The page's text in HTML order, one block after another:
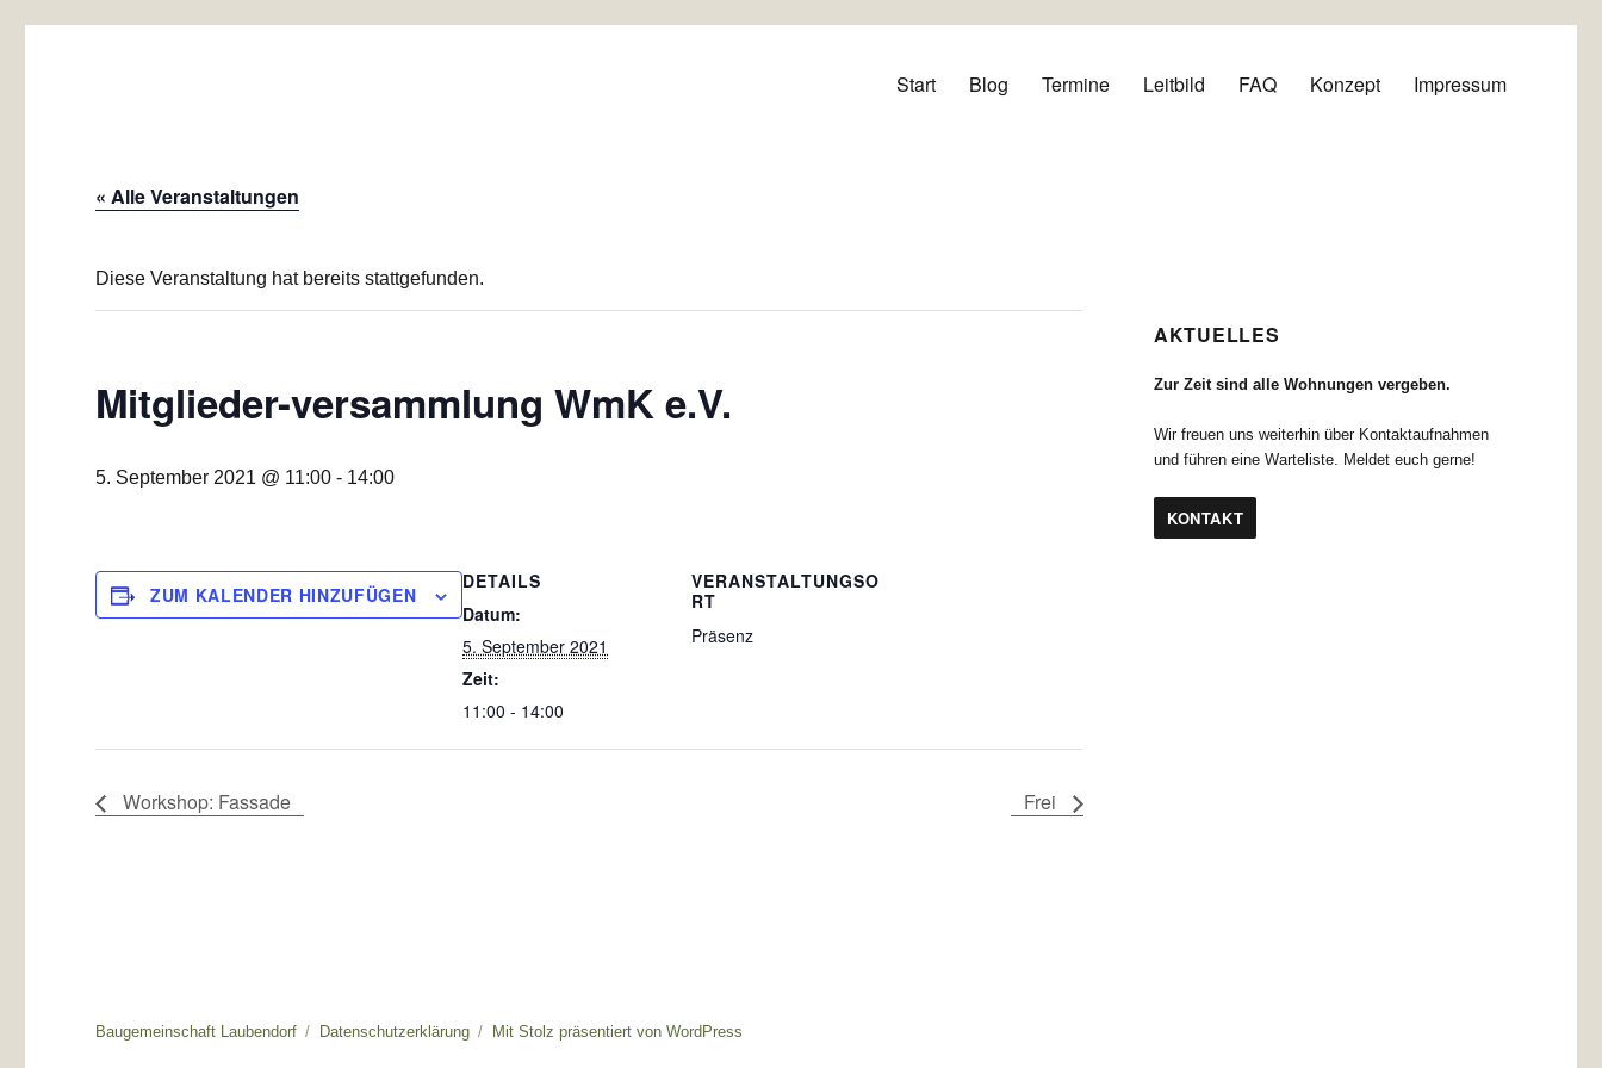
Start Blog Termine Leitbild FAQ Konzept Impressum
« Alle Veranstaltungen
Diese Veranstaltung hat bereits stattgefunden.
Mitglieder-versammlung WmK e.V.
5. September 2021 @ 11:00 - 14:00
ZUM KALENDER HINZUFÜGEN
DETAILS
Datum:
5. September 2021
Zeit:
11:00 - 14:00
VERANSTALTUNGSO
RT
Präsenz
Workshop: Fassade Frei
AKTUELLES
Zur Zeit sind alle Wohnungen vergeben.
Wir freuen uns weiterhin über Kontaktaufnahmen
und führen eine Warteliste. Meldet euch gerne!
KONTAKT
Baugemeinschaft Laubendorf Datenschutzerklärung Mit Stolz präsentiert von WordPress